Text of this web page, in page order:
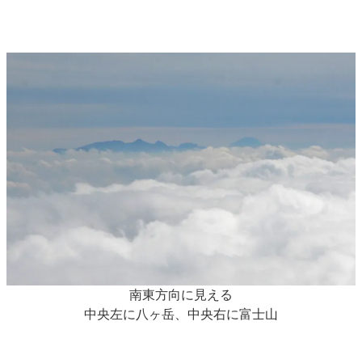
南東方向に見える
中央左に八ヶ岳、中央右に富士山